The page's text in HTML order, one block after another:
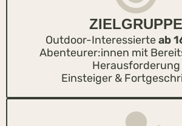
ZIELGRUPPE
Outdoor-Interessierteab
Abenteurer:innen mit
Herausforderung
Einsteiger &